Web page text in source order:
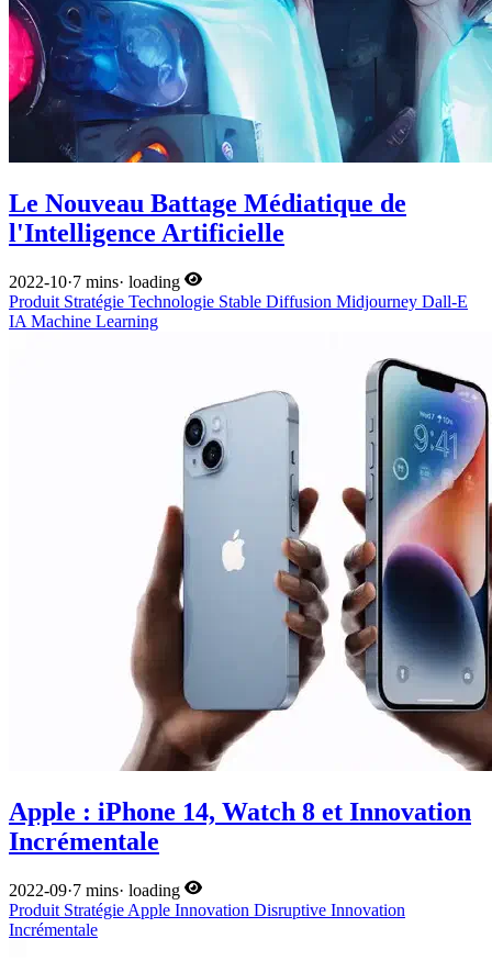
Le Nouveau Battage Médiatique de
l'Intelligence Artificielle
2022-10·7 mins· loading
Produit Stratégie Technologie Stable Diffusion Midjourney Dall-E
IA Machine Learning
Apple : iPhone 14, Watch 8 et Innovation
Incrémentale
2022-09·7 mins· loading
Produit Stratégie Apple Innovation Disruptive Innovation
Incrémentale